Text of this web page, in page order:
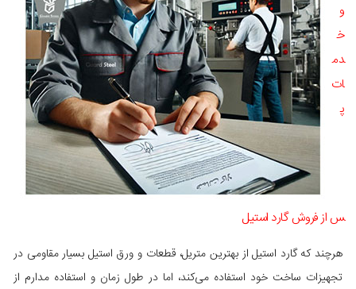
و
خ
دم
ات
پ
س از فروش گارد استیل
هرچند که گارد استیل از بهترین متریل، قطعات و ورق استیل بسیار مقاومی در
تجهیزات ساخت خود استفاده می‌کند، اما در طول زمان و استفاده مدارم از